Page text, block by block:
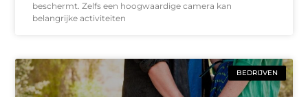
beschermt. Zelfs een hoogwaardige camera kan
belangrijke activiteiten
BEDRIJVEN